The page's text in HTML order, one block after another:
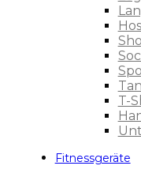
T-
Fitnessgeräte